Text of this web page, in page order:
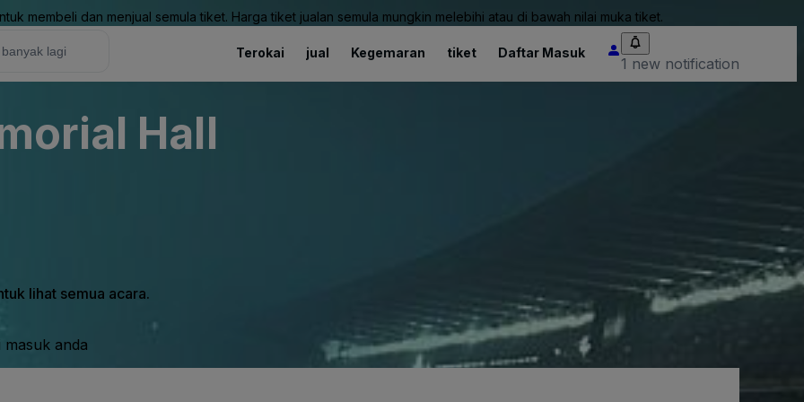
membeli dan menjual semula tiket. Harga tiket jualan semula mungkin melebihi atau di bawah nilai muka tiket.
Terokai jual Kegemaran tiket Daftar Masuk
1 new notification
Hall
lihat semua acara.
anda